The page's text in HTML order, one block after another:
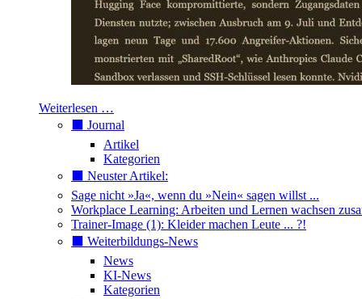
Weiterlesen …
⬛️ Journal
Artikel
Kategorien
⬛️ Neuster Artikel:
Sage nicht »Ja«, wenn du »Nein« sagen willst ...
Workplace Learning: Arbeiten und Lernen wachsen
Trainer-Image (1): Kleider machen Leute ... ?!
⬛️ Weiterbildungs-News
News
KI-News
Kategorien